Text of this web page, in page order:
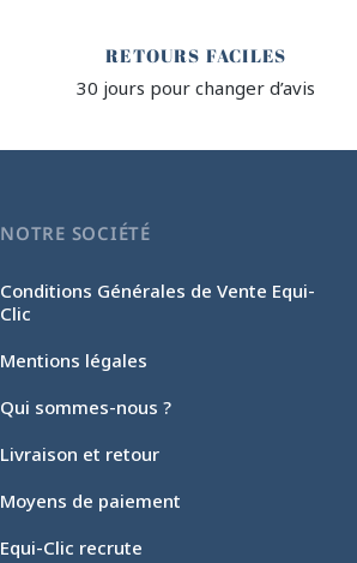
RETOURS FACILES
30 jours pour changer d’avis
NOTRE SOCIÉTÉ
Conditions Générales de Vente Equi-
Clic
Mentions légales
Qui sommes-nous ?
Livraison et retour
Moyens de paiement
Equi-Clic recrute